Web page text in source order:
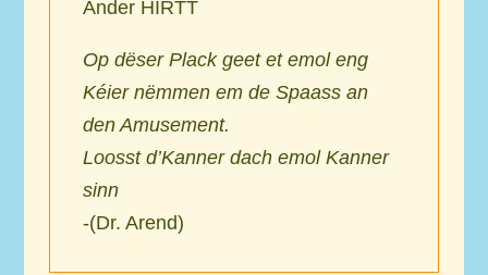
Änder HIRTT
Op dëser Plack geet et emol eng
Kéier nëmmen em de Spaass an
den Amusement.
Loosst d’Kanner dach emol Kanner
sinn
-(Dr. Arend)